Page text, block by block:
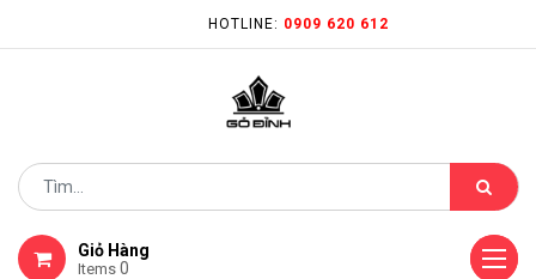
HOTLINE: 0909 620 612
Giỏ Hàng
Items 0